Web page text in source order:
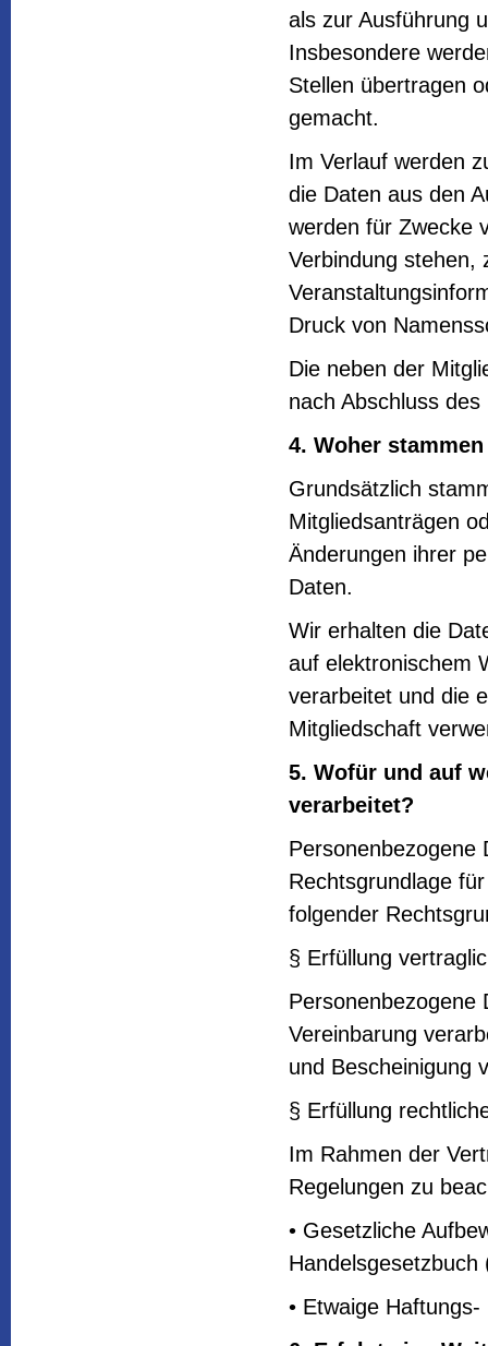
als zur Ausführung
Insbesondere
Stellen übertragen
gemacht.
Im Verlauf werden
die Daten aus den
werden für Zwecke
Verbindung stehen,
Druck von
Die neben der
nach Abschluss
4. Woher
Grundsätzlich
Mitgliedsanträgen
Änderungen ihrer
Daten.
Wir erhalten die
auf elektronischem
verarbeitet und die
Mitgliedschaft
5. Wofür und auf
verarbeitet?
Personenbezogene
Rechtsgrundlage
folgender
§ Erfüllung
Personenbezogene
Vereinbarung
und Bescheinigung
§ Erfüllung
Im Rahmen der
Regelungen zu
• Gesetzliche
• Etwaige